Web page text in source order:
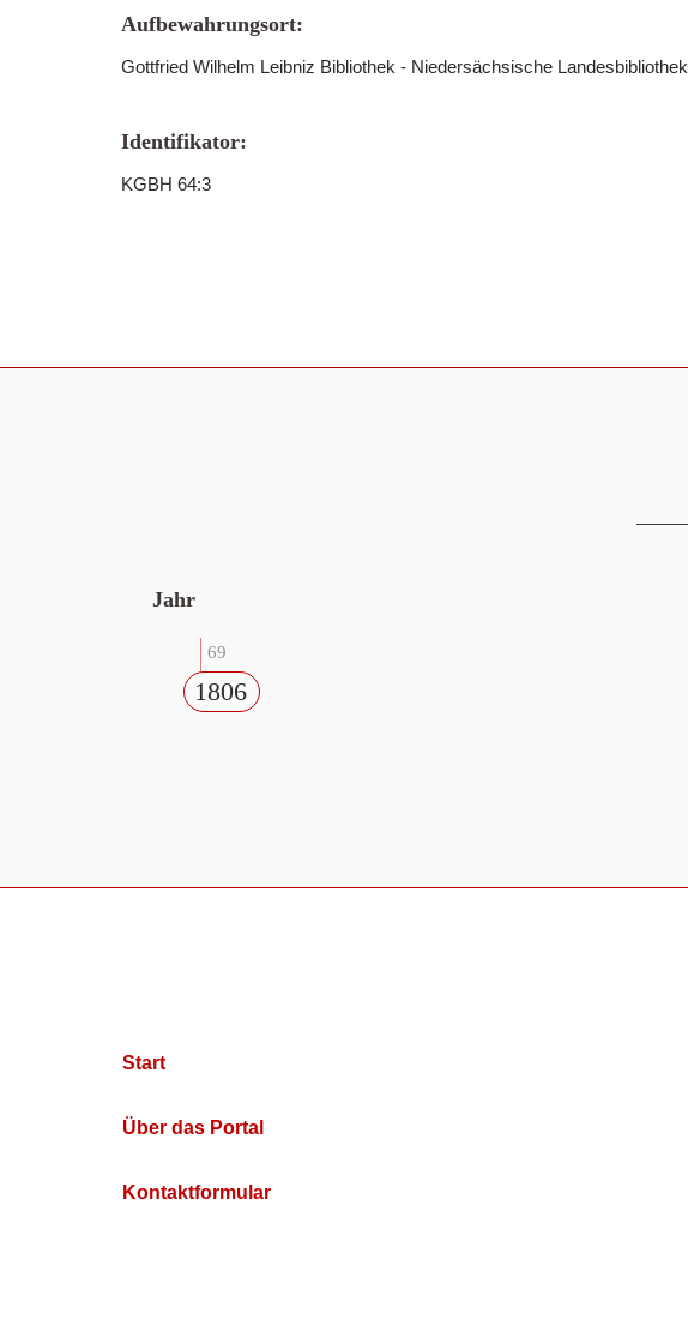
Aufbewahrungsort:
Gottfried Wilhelm Leibniz Bibliothek - Niedersächsische Landesbibliothek
Identifikator:
KGBH 64:3
Jahr
69
1806
Start
Über das Portal
Kontaktformular